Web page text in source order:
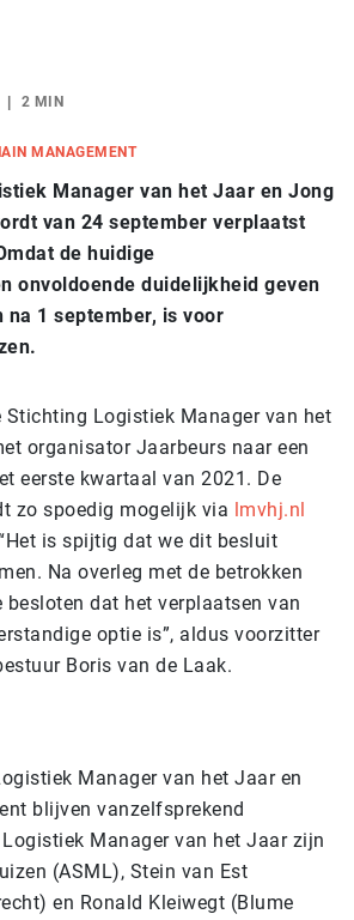
2 MIN
MANAGEMENT
Manager van het Jaar en Jong
van 24 september verplaatst
de huidige
onvoldoende duidelijkheid geven
na 1 september, is voor
Stichting Logistiek Manager van het
organisator Jaarbeurs naar een
eerste kwartaal van 2021. De
zo spoedig mogelijk via lmvhj.nl
is spijtig dat we dit besluit
Na overleg met de betrokken
besloten dat het verplaatsen van
optie is”, aldus voorzitter
Boris van de Laak.
Manager van het Jaar en
blijven vanzelfsprekend
Manager van het Jaar zijn
(ASML), Stein van Est
en Ronald Kleiwegt (Blume